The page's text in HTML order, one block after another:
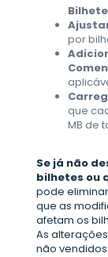
por
que
MB de
Se já não
bilhetes ou
pode
que as
afetam os
As
não vendidos.